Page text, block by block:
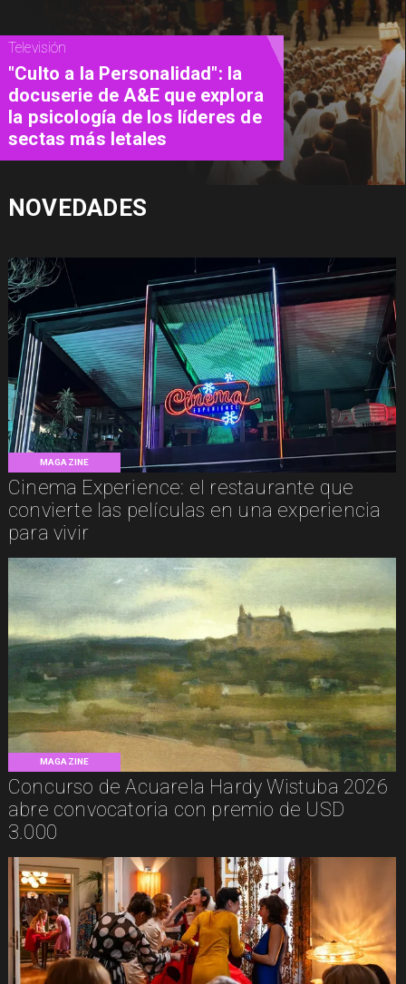
MAGAZINE
Cinema Experience: el restaurante que
convierte las películas en una experiencia
para vivir
MAGAZINE
Concurso de Acuarela Hardy Wistuba 2026
abre convocatoria con premio de USD
3.000
Cine
Michael Shannon cumple 52
años: tres películas para
descubrir al actor
NOVEDADES